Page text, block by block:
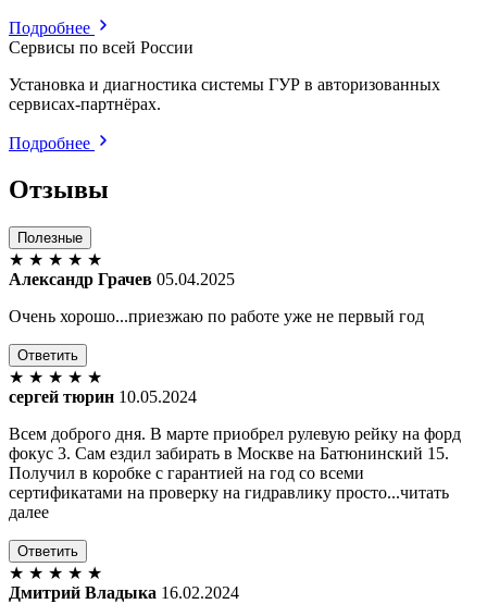
Подробнее
Сервисы по всей России
Установка и диагностика системы ГУР в авторизованных
сервисах-партнёрах.
Подробнее
Отзывы
Полезные
★ ★ ★ ★ ★
Александр Грачев 05.04.2025
Очень хорошо...приезжаю по работе уже не первый год
Ответить
★ ★ ★ ★ ★
сергей тюрин 10.05.2024
Всем доброго дня. В марте приобрел рулевую рейку на форд
фокус 3. Сам ездил забирать в Москве на Батюнинский 15.
Получил в коробке с гарантией на год со всеми
сертификатами на проверку на гидравлику просто...читать
далее
Ответить
★ ★ ★ ★ ★
Дмитрий Владыка 16.02.2024